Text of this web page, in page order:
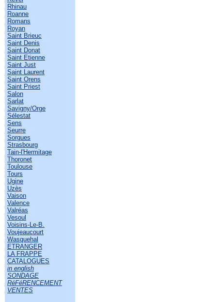
Rhinau
Roanne
Romans
Royan
Saint Brieuc
Saint Denis
Saint Donat
Saint Etienne
Saint Just
Saint Laurent
Saint Orens
Saint Priest
Salon
Sarlat
Savigny/Orge
Sélestat
Sens
Seurre
Sorgues
Strasbourg
Tain-l'Hermitage
Thoronet
Toulouse
Tours
Ugine
Uzès
Vaison
Valence
Valréas
Vesoul
Voisins-Le-B.
Voujeaucourt
Wasquehal
ETRANGER
LA FRAPPE
CATALOGUES
in english
SONDAGE
RéFéRENCEMENT
VENTES